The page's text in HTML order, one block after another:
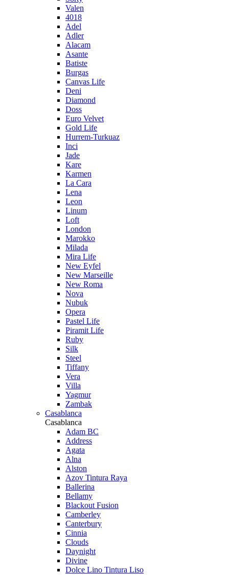
Valen
4018
Adel
Adler
Alacam
Asante
Batiste
Burgas
Canvas Life
Deni
Diamond
Doss
Euro Velvet
Gold Life
Hurrem-Turkuaz
Inci
Jade
Kare
Karmen
La Cara
Lena
Leon
Linum
Loft
London
Marokko
Milada
Mira Life
New Eyfel
New Marseille
New Roma
Nova
Nubuk
Opera
Pastel Life
Piramit Life
Ruby
Silk
Steel
Tiffany
Vera
Villa
Yagmur
Zambak
Casablanca
Casablanca
Adam BC
Address
Agata
Alna
Alston
Azov Tintura Raya
Ballerina
Bellamy
Blackout Fusion
Camberley
Canterbury
Cinnia
Clouds
Daynight
Divine
Dolce Lino Tintura Liso